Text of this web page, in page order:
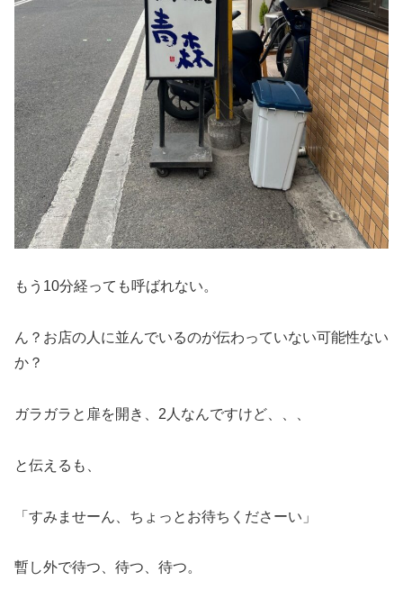
もう10分経っても呼ばれない。
ん？お店の人に並んでいるのが伝わっていない可能性ない
か？
ガラガラと扉を開き、2人なんですけど、、、
と伝えるも、
「すみませーん、ちょっとお待ちくださーい」
暫し外で待つ、待つ、待つ。